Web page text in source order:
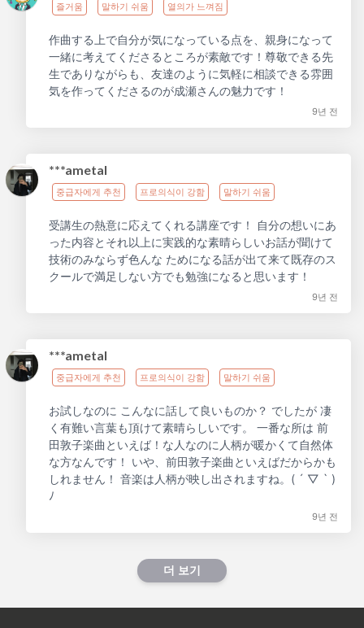
즐거움 말하기 쉬움 열의가 느껴짐
作曲する上で自分が気になっている点を、親身になって
一緒に考えてくださるところが素敵です！尊敬できる先
生でありながらも、友達のように気軽に相談できる雰囲
気を作ってくださるのが成瀬さんの魅力です！
9년 전
***ametal
중급자에게 추천 프로의식이 강함 말하기 쉬움
受講生の熱意に応えてくれる講座です！ 自分の想いにあ
った内容とそれ以上に実践的な素晴らしいお話が聞けて
技術のみならず色んな ためになる話が出て来て既存のス
クールで満足しない方でも勉強になると思います！
9년 전
***ametal
중급자에게 추천 프로의식이 강함 말하기 쉬움
お試しなのに こんなに話して良いものか？ でしたが 凄
く有難い言葉も頂けて素晴らしいです。 一番な所は 前
田敦子楽曲といえば！な人なのに人柄が暖かくて自然体
な方なんです！ いや、前田敦子楽曲といえばだからかも
しれません！ 音楽は人柄が映し出されますね。( ´ ▽ ` )
ﾉ
9년 전
더 보기